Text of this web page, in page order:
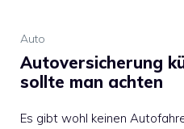
Auto
Autoversicherung
sollte man achten
Es gibt wohl keinen